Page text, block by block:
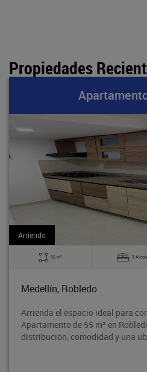
Propiedades
Apartamento
Arriendo
55 m 3 Alcobas
Medellín, Robledo
Arrienda el espacio ideal para
Apartamento de 55 m² en Robledo
distribución, comodidad y una